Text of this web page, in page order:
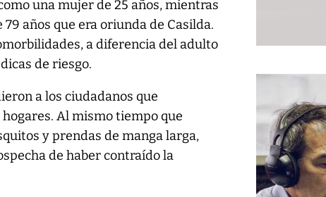
una mujer de 25 años, mientras
años que era oriunda de Casilda.
a diferencia del adulto
de riesgo.
a los ciudadanos que
Al mismo tiempo que
y prendas de manga larga,
de haber contraído la